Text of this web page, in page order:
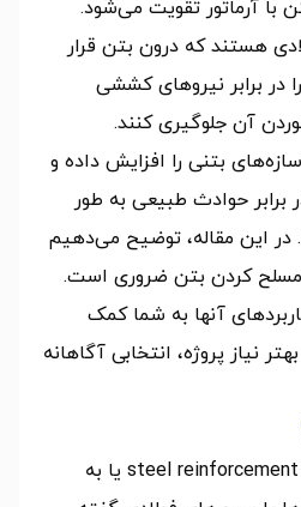
با آرماتور تقویت می‌شود.
هستند که درون بتن قرار
در برابر نیروهای کششی
آن جلوگیری کنند.
سازه‌های بتنی را افزایش داده و
برابر حوادث طبیعی به طور
این مقاله، توضیح می‌دهیم
مسلح کردن بتن ضروری است.
آنها به شما کمک
نیاز پروژه، انتخابی آگاهانه
آرماتور (به انگلیسی steel reinforcement bar یا به